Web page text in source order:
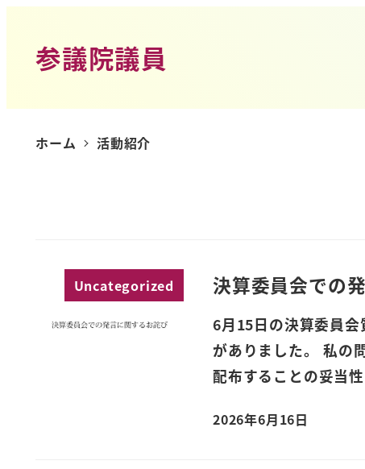
参議院議員
ホーム 活動紹介
Uncategorized 決算委員会での
6月15日の決算委員
がありました。 私の
配布することの妥当
2026年6月16日